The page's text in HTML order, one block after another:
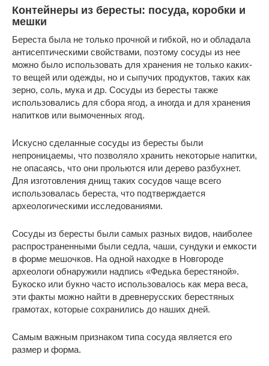
Контейнеры из бересты: посуда, коробки и
мешки
Береста была не только прочной и гибкой, но и обладала
антисептическими свойствами, поэтому сосуды из нее
можно было использовать для хранения не только каких-
то вещей или одежды, но и сыпучих продуктов, таких как
зерно, соль, мука и др. Сосуды из бересты также
использовались для сбора ягод, а иногда и для хранения
напитков или вымоченных ягод.
Искусно сделанные сосуды из бересты были
непроницаемы, что позволяло хранить некоторые напитки,
не опасаясь, что они прольются или дерево разбухнет.
Для изготовления днищ таких сосудов чаще всего
использовалась береста, что подтверждается
археологическими исследованиями.
Сосуды из бересты были самых разных видов, наиболее
распространенными были седла, чаши, сундуки и емкости
в форме мешочков. На одной находке в Новгороде
археологи обнаружили надпись «Федька берестяной».
Букоско или букно часто использовалось как мера веса,
эти факты можно найти в древнерусских берестяных
грамотах, которые сохранились до наших дней.
Самым важным признаком типа сосуда является его
размер и форма.